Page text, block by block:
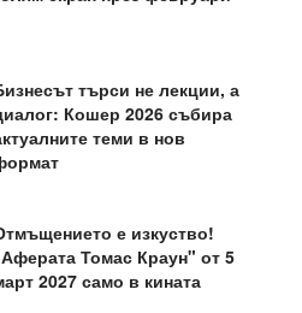
търси не лекции, а
Кошер 2026 събира
теми в нов
е изкуство!
Томас Краун" от 5
2027 само в кината